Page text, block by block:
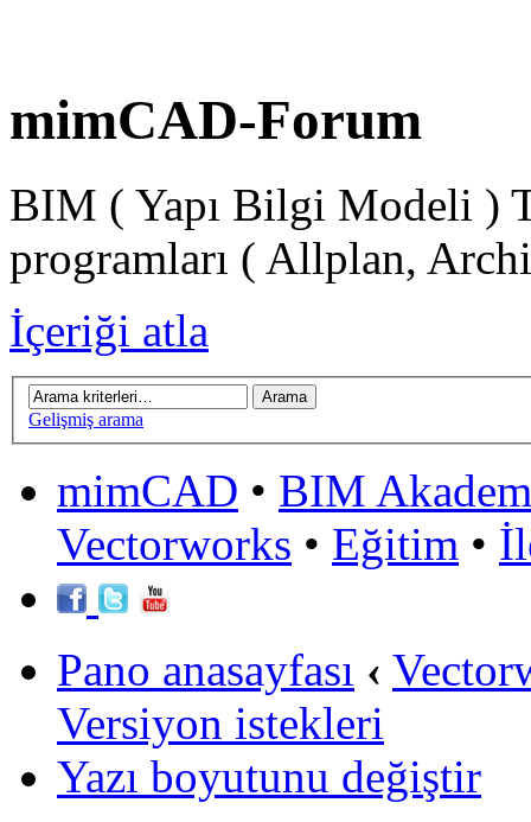
mimCAD-Forum
BIM ( Yapı Bilgi Modeli )
programları ( Allplan,
İçeriği atla
Gelişmiş arama
mimCAD • BIM
Vectorworks • Eğitim •
Pano anasayfası ‹
Versiyon istekleri
Yazı boyutunu değiştir